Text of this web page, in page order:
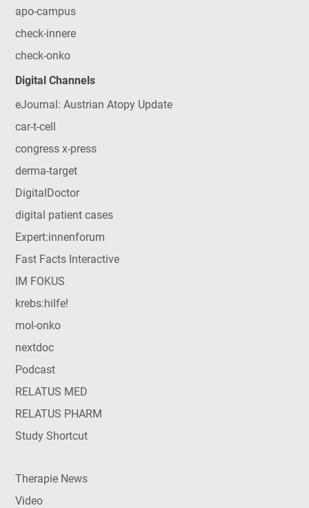
apo-campus
check-innere
check-onko
Digital Channels
eJournal: Austrian Atopy Update
car-t-cell
congress x-press
derma-target
DigitalDoctor
digital patient cases
Expert:innenforum
Fast Facts Interactive
IM FOKUS
krebs:hilfe!
mol-onko
nextdoc
Podcast
RELATUS MED
RELATUS PHARM
Study Shortcut
Therapie News
Video